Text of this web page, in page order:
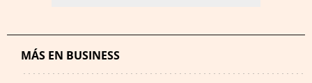
MÁS EN BUSINESS